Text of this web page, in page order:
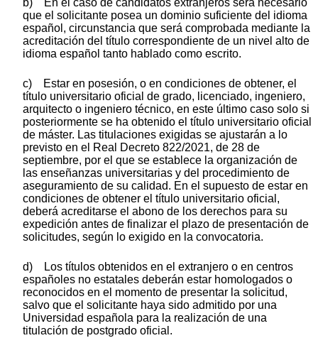
b) En el caso de candidatos extranjeros será necesario
que el solicitante posea un dominio suficiente del idioma
español, circunstancia que será comprobada mediante la
acreditación del título correspondiente de un nivel alto de
idioma español tanto hablado como escrito.
c) Estar en posesión, o en condiciones de obtener, el
título universitario oficial de grado, licenciado, ingeniero,
arquitecto o ingeniero técnico, en este último caso solo si
posteriormente se ha obtenido el título universitario oficial
de máster. Las titulaciones exigidas se ajustarán a lo
previsto en el Real Decreto 822/2021, de 28 de
septiembre, por el que se establece la organización de
las enseñanzas universitarias y del procedimiento de
aseguramiento de su calidad. En el supuesto de estar en
condiciones de obtener el título universitario oficial,
deberá acreditarse el abono de los derechos para su
expedición antes de finalizar el plazo de presentación de
solicitudes, según lo exigido en la convocatoria.
d) Los títulos obtenidos en el extranjero o en centros
españoles no estatales deberán estar homologados o
reconocidos en el momento de presentar la solicitud,
salvo que el solicitante haya sido admitido por una
Universidad española para la realización de una
titulación de postgrado oficial.